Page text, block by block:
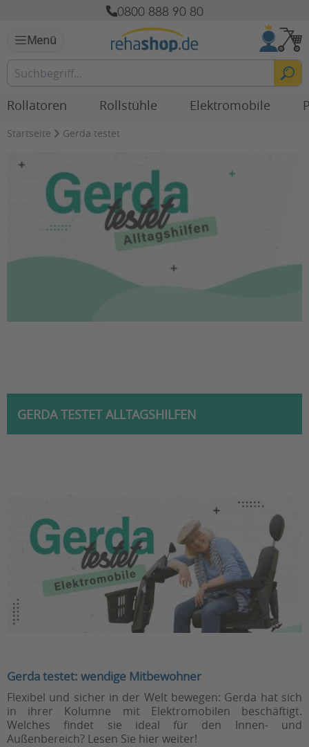
0800 888 90 80
Menü
Rollatoren Rollstühle Elektromobile
Startseite Gerda testet
GERDA TESTET ALLTAGSHILFEN
Gerda testet: wendige Mitbewohner
Flexibel und sicher in der Welt bewegen: Gerda hat sich
in ihrer Kolumne mit Elektromobilen beschäftigt.
Welches findet sie ideal für den Innen- und
Außenbereich? Lesen Sie hier weiter!